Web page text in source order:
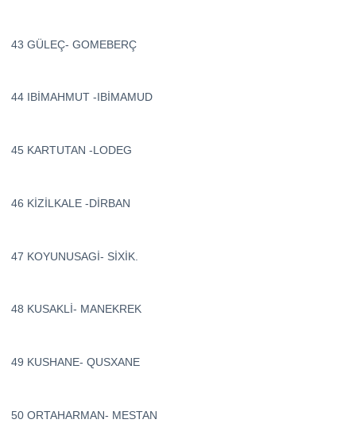
43 GÜLEÇ- GOMEBERÇ
44 IBİMAHMUT -IBİMAMUD
45 KARTUTAN -LODEG
46 KİZİLKALE -DİRBAN
47 KOYUNUSAGİ- SİXİK.
48 KUSAKLİ- MANEKREK
49 KUSHANE- QUSXANE
50 ORTAHARMAN- MESTAN